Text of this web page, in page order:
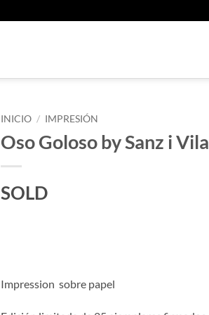
INICIO / IMPRESIÓN
Oso Goloso by Sanz i Vila
SOLD
Impression sobre papel